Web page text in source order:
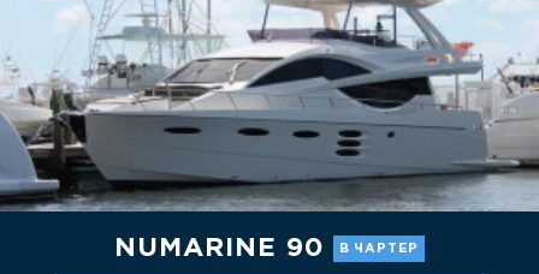
NUMARINE 90 В ЧАРТЕР